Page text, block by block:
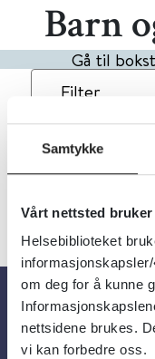
Samtykke
Vårt nettsted
Helsebiblioteket
om deg for å kunne
nettsidene brukes.
vi kan forbedre oss.
Barn
Gå til
Filter
1Treff
Om oss